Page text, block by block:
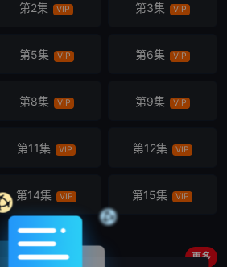
第2集 VIP 第3集 VIP
第5集 VIP 第6集 VIP
第8集 VIP 第9集 VIP
第11集 VIP 第12集 VIP
第14集 VIP 第15集 VIP
更多